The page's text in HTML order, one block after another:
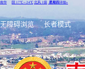
无障碍浏览 长者模式